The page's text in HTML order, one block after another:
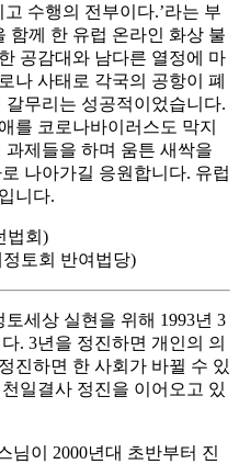
수행의 전부이다.’라는 부
함께 한 유럽 온라인 화상 불
공감대와 남다른 열정에 마
나 사태로 각국의 공항이 폐
무리는 성공적이었습니다.
를 코로나바이러스도 막지
제들을 하며 움튼 새싹을
나아가길 응원합니다. 유럽
니다.
법회)
토회 반여법당)
세상 실현을 위해 1993년 3
. 3년을 정진하면 개인의 의
진하면 한 사회가 바뀔 수 있
일결사 정진을 이어오고 있
님이 2000년대 초반부터 진